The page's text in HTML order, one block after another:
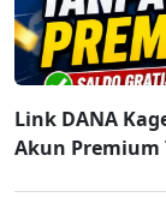
Link DANA
Akun Premium